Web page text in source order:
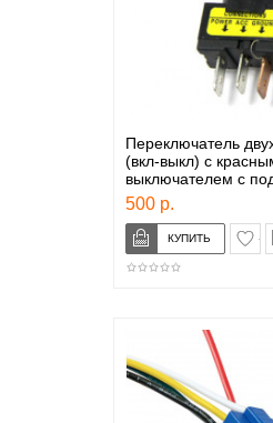
Переключатель
(вкл-выкл) с
выключателем с
500 р.